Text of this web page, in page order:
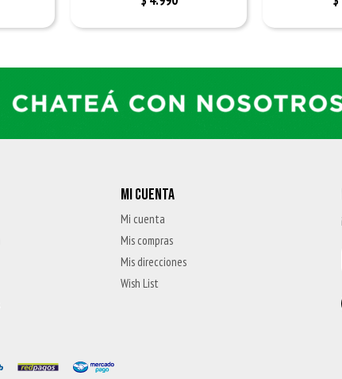
MI CUENTA
Mi cuenta
Mis compras
Mis direcciones
Wish List